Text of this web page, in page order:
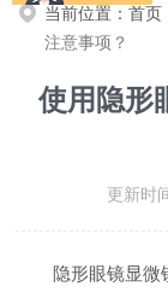
当前位置：首页
注意事项？
使用隐形
更新时
隐形眼镜显微镜